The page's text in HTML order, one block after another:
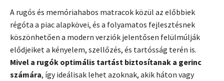
A rugós és memóriahabos matracok közül az előbbiek
régóta a piac alapkövei, és a folyamatos fejlesztésnek
köszönhetően a modern verziók jelentősen felülmúlják
elődjeiket a kényelem, szellőzés, és tartósság terén is.
Mivel a rugók optimális tartást biztosítanak a gerinc
számára, így ideálisak lehet azoknak, akik háton vagy